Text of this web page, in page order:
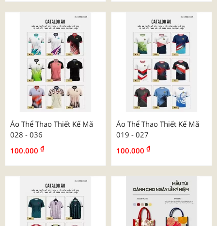
Áo Thể Thao Thiết Kế Mã
028 - 036
100.000 ₫
Áo Thể Thao Thiết Kế Mã
019 - 027
100.000 ₫